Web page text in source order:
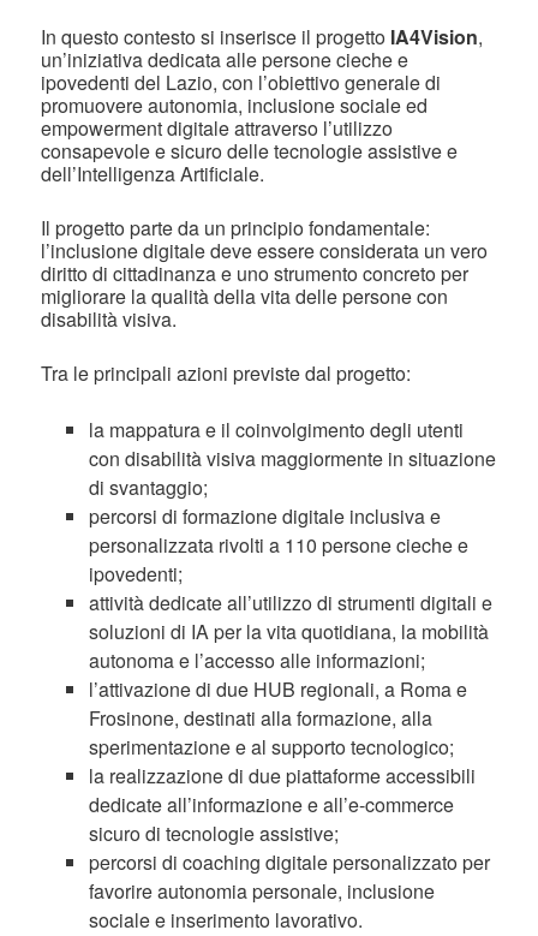
In questo contesto si inserisce il progetto IA4Vision,
un’iniziativa dedicata alle persone cieche e
ipovedenti del Lazio, con l’obiettivo generale di
promuovere autonomia, inclusione sociale ed
empowerment digitale attraverso l’utilizzo
consapevole e sicuro delle tecnologie assistive e
dell’Intelligenza Artificiale.
Il progetto parte da un principio fondamentale:
l’inclusione digitale deve essere considerata un vero
diritto di cittadinanza e uno strumento concreto per
migliorare la qualità della vita delle persone con
disabilità visiva.
Tra le principali azioni previste dal progetto:
la mappatura e il coinvolgimento degli utenti
con disabilità visiva maggiormente in situazione
di svantaggio;
percorsi di formazione digitale inclusiva e
personalizzata rivolti a 110 persone cieche e
ipovedenti;
attività dedicate all’utilizzo di strumenti digitali e
soluzioni di IA per la vita quotidiana, la mobilità
autonoma e l’accesso alle informazioni;
l’attivazione di due HUB regionali, a Roma e
Frosinone, destinati alla formazione, alla
sperimentazione e al supporto tecnologico;
la realizzazione di due piattaforme accessibili
dedicate all’informazione e all’e-commerce
sicuro di tecnologie assistive;
percorsi di coaching digitale personalizzato per
favorire autonomia personale, inclusione
sociale e inserimento lavorativo.